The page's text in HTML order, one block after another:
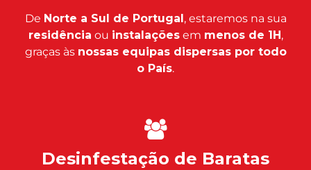
De Norte a Sul de Portugal , estaremos na sua
residência ou instalaçõesem menos de 1H ,
graças às nossas equipas dispersas por todo
o País.
Desinfestação de Baratas